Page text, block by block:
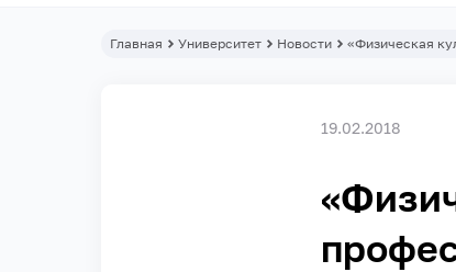
Главная Университет Новости «Физическая
19.02.2018